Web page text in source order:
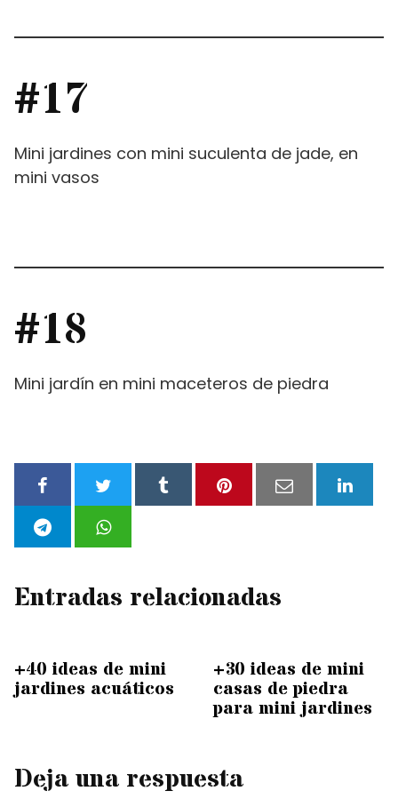
#17
Mini jardines con mini suculenta de jade, en
mini vasos
#18
Mini jardín en mini maceteros de piedra
Entradas relacionadas
+40 ideas de mini
jardines acuáticos
+30 ideas de mini
casas de piedra
para mini jardines
Deja una respuesta